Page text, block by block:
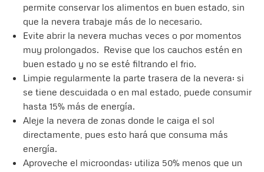
permite conservar los alimentos en buen estado, sin
que la nevera trabaje más de lo necesario.
Evite abrir la nevera muchas veces o por momentos
muy prolongados. Revise que los cauchos estén en
buen estado y no se esté filtrando el frio.
Limpie regularmente la parte trasera de la nevera: si
se tiene descuidada o en mal estado, puede consumir
hasta 15% más de energía.
Aleje la nevera de zonas donde le caiga el sol
directamente, pues esto hará que consuma más
energía.
Aproveche el microondas: utiliza 50% menos que un